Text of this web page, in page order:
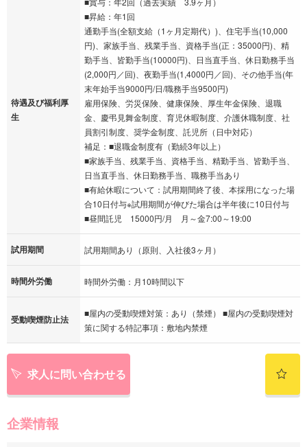
待遇及び福利厚
生
■昇給：年1回
通勤手当(全額支給（1ヶ月定期代）)、住宅手当(10,000
円)、家族手当、残業手当、資格手当(正：35000円)、精
勤手当、皆勤手当(10000円)、日当直手当、休日勤務手当
(2,000円／回)、夜勤手当(1,4000円／回)、その他手当(年
末年始手当9000円/日/職務手当9500円)
雇用保険、労災保険、健康保険、厚生年金保険、退職
金、慶弔見舞金制度、育児休暇制度、介護休職制度、社
員割引制度、奨学金制度、託児所（日中対応）
補足：■退職金制度有（勤続3年以上）
■家族手当、残業手当、資格手当、精勤手当、皆勤手当、
日当直手当、休日勤務手当、職務手当あり
■有給休暇について：試用期間終了後、本採用になった場
合10日付与※試用期間が伸びた場合は半年後に10日付与
■昼間託児 15000円/月 月～金7:00～19:00
試用期間 試用期間あり（原則、入社後3ヶ月）
時間外労働 時間外労働：月10時間以下
受動喫煙防止法
■屋内の受動喫煙対策：あり（禁煙） ■屋内の受動喫煙対
策に関する特記事項：敷地内禁煙
求人に問い合わせる
企業情報